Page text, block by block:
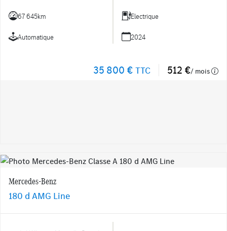
67 645km Electrique
Automatique 2024
35 800 € TTC 512 €/ mois
Mercedes-Benz
180 d AMG Line